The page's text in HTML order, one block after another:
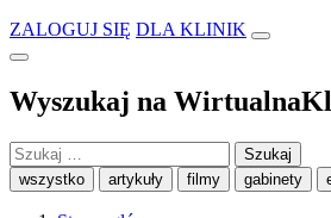
ZALOGUJ SIĘ DLA KLINIK
Wyszukaj na
Szukaj:
wszystko artykuły filmy gabinety